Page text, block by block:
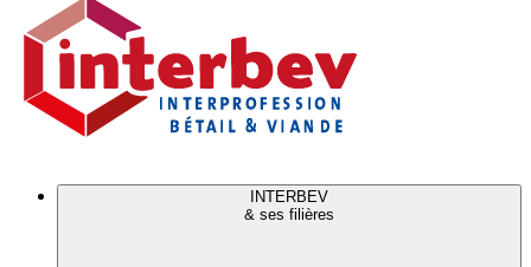
site
INTERBEV
& ses filières